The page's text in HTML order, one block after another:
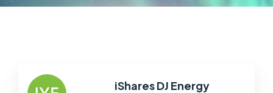
ศูนย์ช่วยเหลือ iShares DJ Energy